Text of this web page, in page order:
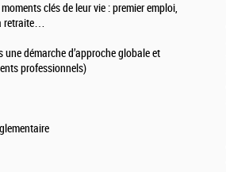
clés de leur vie : premier emploi,
retraite…
démarche d’approche globale et
professionnels)